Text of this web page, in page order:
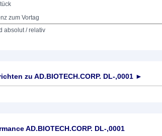
zum Vortag
absolut / relativ
zu AD.BIOTECH.CORP. DL-,0001 ►
AD.BIOTECH.CORP. DL-,0001